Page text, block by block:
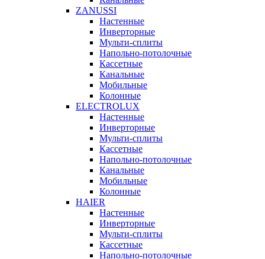
ZANUSSI
Настенные
Инверторные
Мульти-сплиты
Напольно-потолочные
Кассетные
Канальные
Мобильные
Колонные
ELECTROLUX
Настенные
Инверторные
Мульти-сплиты
Кассетные
Напольно-потолочные
Канальные
Мобильные
Колонные
HAIER
Настенные
Инверторные
Мульти-сплиты
Кассетные
Напольно-потолочные